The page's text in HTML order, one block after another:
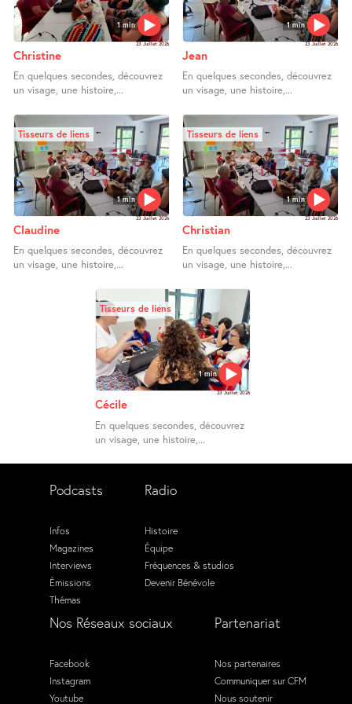
1 min
23 Juillet 2026
Christine
En quelques secondes, découvrez
un visage, une histoire,...
1 min
23 Juillet 2026
Jean
En quelques secondes, découvrez
un visage, une histoire,...
1 min
Tisseurs de liens
23 Juillet 2026
Claudine
En quelques secondes, découvrez
un visage, une histoire,...
1 min
Tisseurs de liens
23 Juillet 2026
Christian
En quelques secondes, découvrez
un visage, une histoire,...
1 min
Tisseurs de liens
23 Juillet 2026
Cécile
En quelques secondes, découvrez
un visage, une histoire,...
Podcasts
Infos
Magazines
Interviews
Émissions
Thémas
Radio
Histoire
Équipe
Fréquences & studios
Devenir Bénévole
Nos Réseaux sociaux
Facebook
Instagram
Youtube
Partenariat
Nos partenaires
Communiquer sur CFM
Nous soutenir